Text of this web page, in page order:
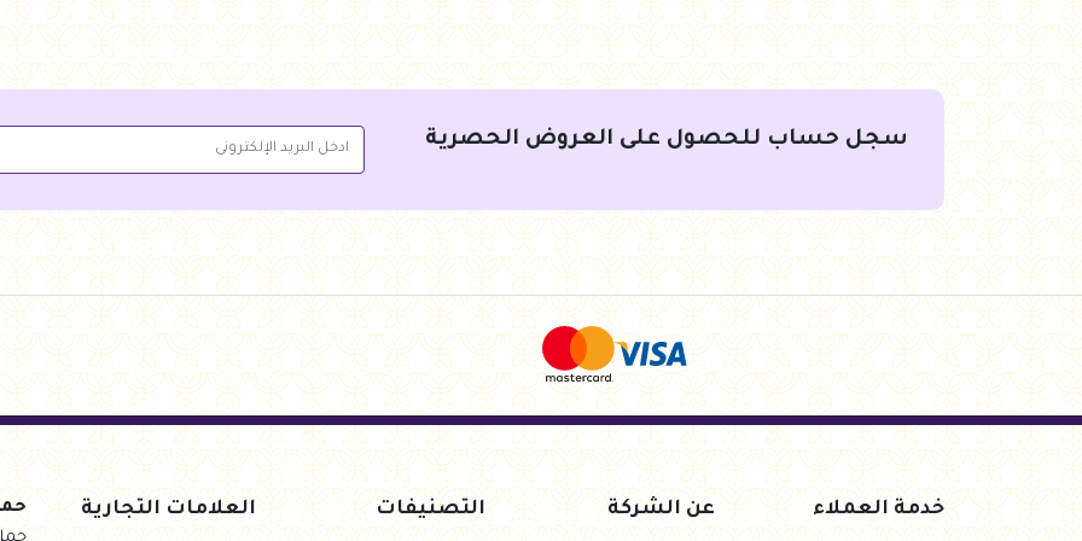
جنيه 231.50 جنيه 49.00
49.00 سجل حساب للحصول على العروض الحصرية
خدمة العملاء عن الشركة التصنيفات العلامات التجارية